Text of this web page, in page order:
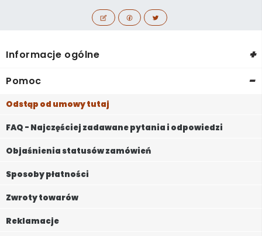
Informacje ogólne +
Pomoc -
Odstąp od umowy tutaj
FAQ - Najczęściej zadawane pytania i odpowiedzi
Objaśnienia statusów zamówień
Sposoby płatności
Zwroty towarów
Reklamacje